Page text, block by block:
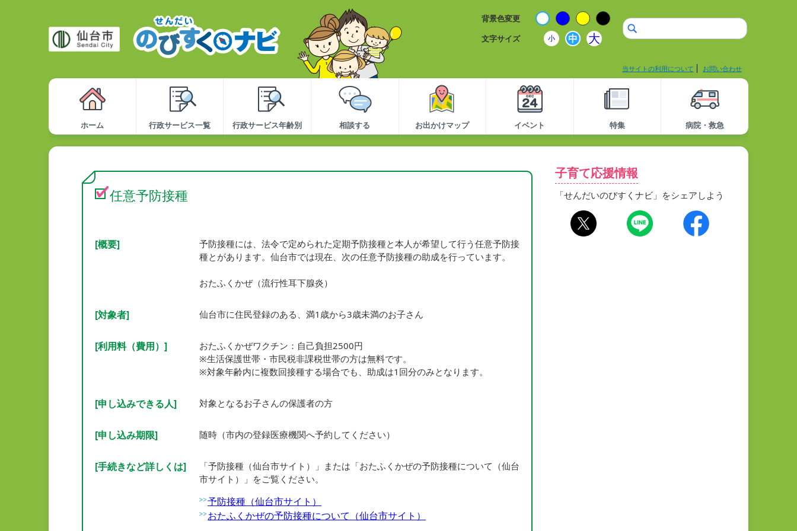
背景色変更
文字サイズ
小 中 大
当サイトの利用について お問い合わせ
ホーム 行政サービス一覧 行政サービス年齢別 相談する お出かけマップ イベント 特集 病院・救急
任意予防接種
[概要]
予防接種には、法令で定められた定期予防接種と本人が希望して行う任意予防接
種とがあります。仙台市では現在、次の任意予防接種の助成を行っています。
おたふくかぜ（流行性耳下腺炎）
[対象者] 仙台市に住民登録のある、満1歳から3歳未満のお子さん
[利用料（費用）]
おたふくかぜワクチン：自己負担2500円
※生活保護世帯・市民税非課税世帯の方は無料です。
※対象年齢内に複数回接種する場合でも、助成は1回分のみとなります。
[申し込みできる人] 対象となるお子さんの保護者の方
[申し込み期限] 随時（市内の登録医療機関へ予約してください）
[手続きなど詳しくは]
「予防接種（仙台市サイト）」または「おたふくかぜの予防接種について（仙台
市サイト）」をご覧ください。
予防接種（仙台市サイト）
おたふくかぜの予防接種について（仙台市サイト）
子育て応援情報
「せんだいのびすくナビ」をシェアしよう